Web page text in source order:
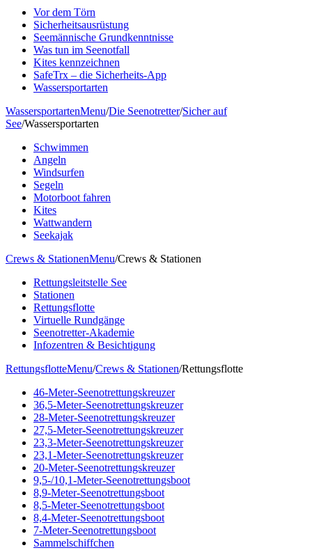
Vor dem Törn
Sicherheitsausrüstung
Seemännische Grundkenntnisse
Was tun im Seenotfall
Kites kennzeichnen
SafeTrx – die Sicherheits-App
Wassersportarten
WassersportartenMenu/Die Seenotretter/Sicher auf
See/Wassersportarten
Schwimmen
Angeln
Windsurfen
Segeln
Motorboot fahren
Kites
Wattwandern
Seekajak
Crews & StationenMenu/Crews & Stationen
Rettungsleitstelle See
Stationen
Rettungsflotte
Virtuelle Rundgänge
Seenotretter-Akademie
Infozentren & Besichtigung
RettungsflotteMenu/Crews & Stationen/Rettungsflotte
46-Meter-Seenotrettungskreuzer
36,5-Meter-Seenotrettungskreuzer
28-Meter-Seenotrettungskreuzer
27,5-Meter-Seenotrettungskreuzer
23,3-Meter-Seenotrettungskreuzer
23,1-Meter-Seenotrettungskreuzer
20-Meter-Seenotrettungskreuzer
9,5-/10,1-Meter-Seenotrettungsboot
8,9-Meter-Seenotrettungsboot
8,5-Meter-Seenotrettungsboot
8,4-Meter-Seenotrettungsboot
7-Meter-Seenotrettungsboot
Sammelschiffchen